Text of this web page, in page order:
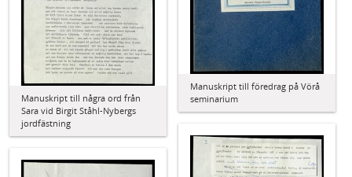
Manuskript till några ord från
Sara vid Birgit Ståhl-Nybergs
jordfästning
Manuskript till föredrag på Vörå
seminarium